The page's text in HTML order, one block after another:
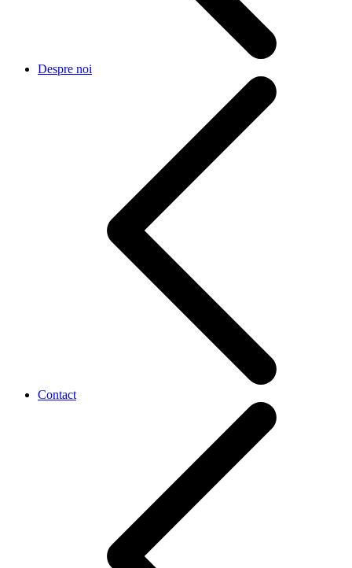
Despre noi
Contact